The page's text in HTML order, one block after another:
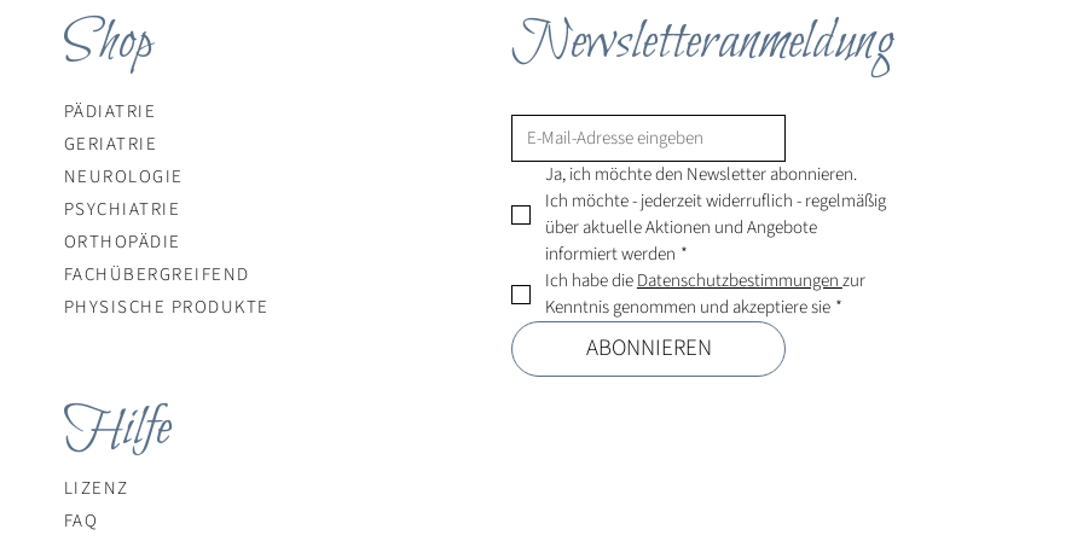
Shop
PÄDIATRIE
GERIATRIE
NEUROLOGIE
PSYCHIATRIE
ORTHOPÄDIE
​FACHÜBERGREIFEND
PHYSISCHE PRODUKTE
Hilfe
LIZENZ
FAQ
Newsletteranmeldung
Ja, ich möchte den Newsletter abonnieren.
Ich möchte - jederzeit widerruflich - regelmäßig
über aktuelle Aktionen und Angebote
informiert werden *
Ich habe die Datenschutzbestimmungen zur
Kenntnis genommen und akzeptiere sie *
ABONNIEREN